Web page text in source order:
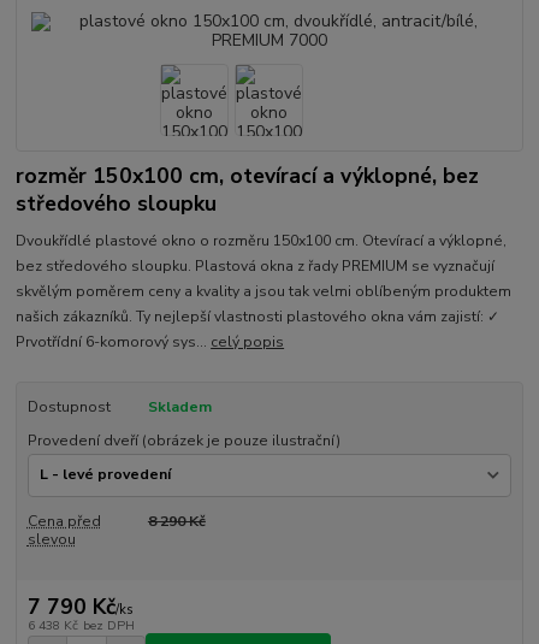
rozměr 150x100 cm, otevírací a výklopné, bez
středového sloupku
Dvoukřídlé plastové okno o rozměru 150x100 cm. Otevírací a výklopné,
bez středového sloupku. Plastová okna z řady PREMIUM se vyznačují
skvělým poměrem ceny a kvality a jsou tak velmi oblíbeným produktem
našich zákazníků. Ty nejlepší vlastnosti plastového okna vám zajistí: ✓
Prvotřídní 6-komorový sys... celý popis
Dostupnost
Skladem
Provedení dveří (obrázek je pouze ilustrační)
Cena před
slevou
8 290 Kč
7 790 Kč/ks
6 438 Kč bez DPH